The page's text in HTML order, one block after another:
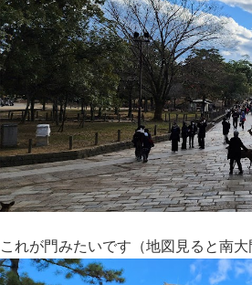
これが門みたいです（地図見ると南